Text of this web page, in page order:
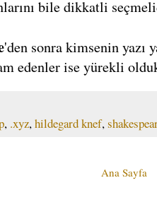
bile dikkatli
'den sonra kimsenin yazı
edenler ise yürekli
, .xyz,hildegard knef,
Ana Sayfa